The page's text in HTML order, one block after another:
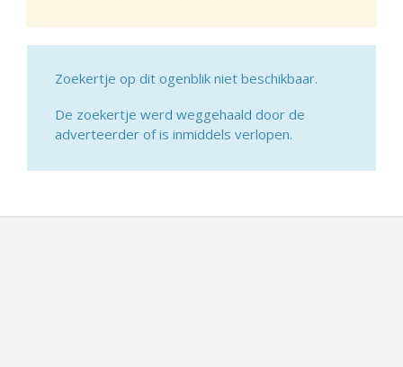
Zoekertje op dit ogenblik niet beschikbaar.
De zoekertje werd weggehaald door de
adverteerder of is inmiddels verlopen.